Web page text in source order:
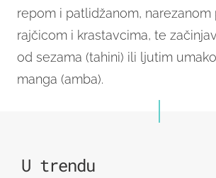
repom i patlidžanom, narezanom
rajčicom i krastavcima, te
od sezama (tahini) ili ljutim
manga (amba).
U trendu